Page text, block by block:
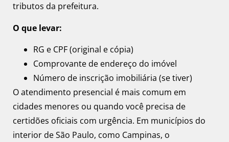
tributos da prefeitura.
O que levar:
RG e CPF (original e cópia)
Comprovante de endereço do imóvel
Número de inscrição imobiliária (se tiver)
O atendimento presencial é mais comum em
cidades menores ou quando você precisa de
certidões oficiais com urgência. Em municípios do
interior de São Paulo, como Campinas, o